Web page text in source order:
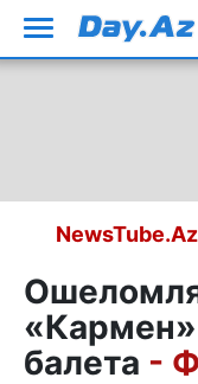
NewsTube.Az
балета -